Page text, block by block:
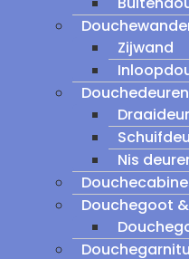
Zijwand
Douchedeuren
Nis
Douchegoot